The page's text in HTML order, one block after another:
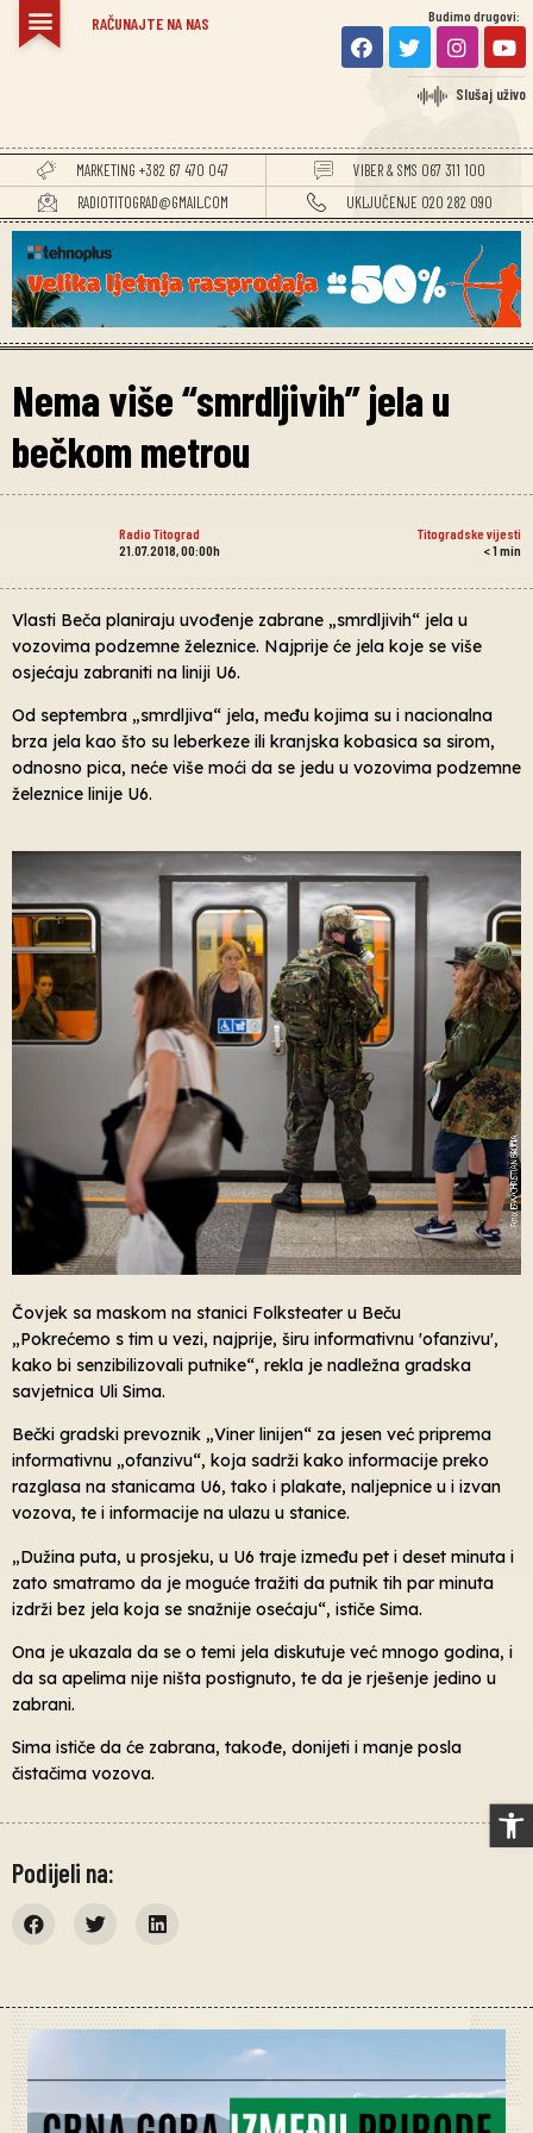
RAČUNAJTE NA NAS Budimo drugovi:
Slušaj uživo
MARKETING +382 67 470 047
VIBER & SMS 067 311 100
RADIOTITOGRAD@GMAIL.COM
UKLJUČENJE 020 282 090
Nema više “smrdljivih” jela u
bečkom metrou
Radio Titograd
Titogradske vijesti
21.07.2018, 00:00h
< 1min
Vlasti Beča planiraju uvođenje zabrane „smrdljivih“ jela u
vozovima podzemne železnice. Najprije će jela koje se više
osjećaju zabraniti na liniji U6.
Od septembra „smrdljiva“ jela, među kojima su i nacionalna
brza jela kao što su leberkeze ili kranjska kobasica sa sirom,
odnosno pica, neće više moći da se jedu u vozovima podzemne
železnice linije U6.
Čovjek sa maskom na stanici Folksteater u Beču
„Pokrećemo s tim u vezi, najprije, širu informativnu 'ofanzivu',
kako bi senzibilizovali putnike“, rekla je nadležna gradska
savjetnica Uli Sima.
Bečki gradski prevoznik „Viner linijen“ za jesen već priprema
informativnu „ofanzivu“, koja sadrži kako informacije preko
razglasa na stanicama U6, tako i plakate, naljepnice u i izvan
vozova, te i informacije na ulazu u stanice.
„Dužina puta, u prosjeku, u U6 traje između pet i deset minuta i
zato smatramo da je moguće tražiti da putnik tih par minuta
izdrži bez jela koja se snažnije osećaju“, ističe Sima.
Ona je ukazala da se o temi jela diskutuje već mnogo godina, i
da sa apelima nije ništa postignuto, te da je rješenje jedino u
zabrani.
Sima ističe da će zabrana, takođe, donijeti i manje posla
čistačima vozova.
Podijeli na: